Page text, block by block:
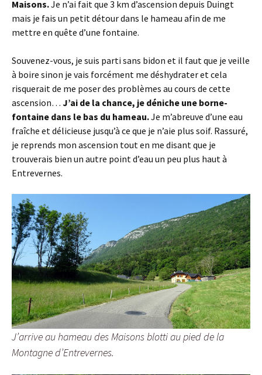
Maisons.Je n’ai fait que 3 km d’ascension depuis Duingt
mais je fais un petit détour dans le hameau afin de me
mettre en quête d’une fontaine.
Souvenez-vous, je suis parti sans bidon et il faut que je veille
à boire sinon je vais forcément me déshydrater et cela
risquerait de me poser des problèmes au cours de cette
ascension… J’ai de la chance, je déniche une borne-
fontaine dans le bas du hameau.Je m’abreuve d’une eau
fraîche et délicieuse jusqu’à ce que je n’aie plus soif. Rassuré,
je reprends mon ascension tout en me disant que je
trouverais bien un autre point d’eau un peu plus haut à
Entrevernes.
J’arrive au hameau des Maisons blotti au pied de la
Montagne d’Entrevernes.